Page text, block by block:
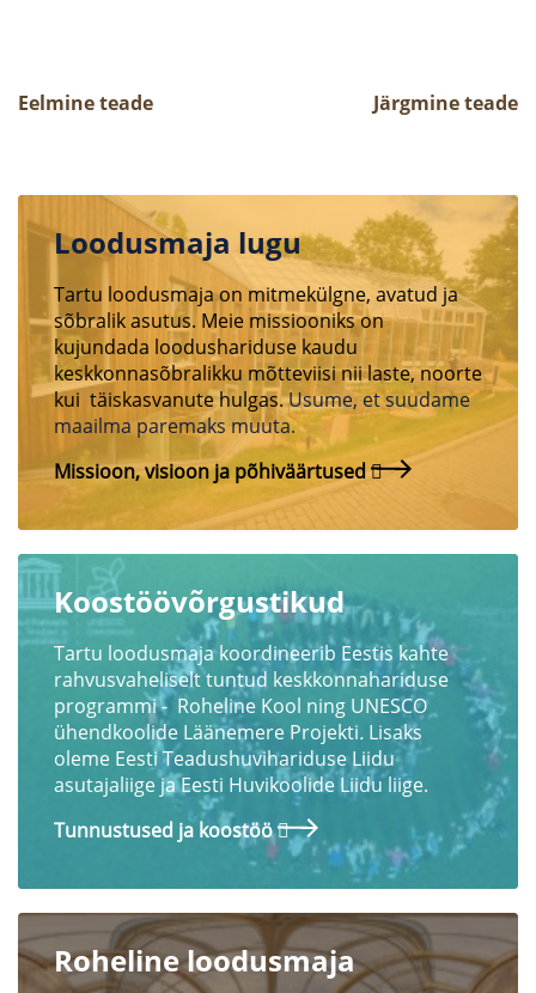
Eelmine teade Järgmine teade
Loodusmaja lugu
Tartu loodusmaja on mitmekülgne, avatud ja
sõbralik asutus. Meie missiooniks on
kujundada loodushariduse kaudu
keskkonnasõbralikku mõtteviisi nii laste, noorte
kui täiskasvanute hulgas.Usume, et suudame
maailma paremaks muuta.
Missioon, visioon ja põhiväärtused
Koostöövõrgustikud
Tartu loodusmaja koordineerib Eestis kahte
rahvusvaheliselt tuntud keskkonnahariduse
programmi - Roheline Kool ning UNESCO
ühendkoolide Läänemere Projekti. Lisaks
oleme Eesti Teadushuvihariduse Liidu
asutajaliige ja Eesti Huvikoolide Liidu liige.
Tunnustused ja koostöö
Roheline loodusmaja